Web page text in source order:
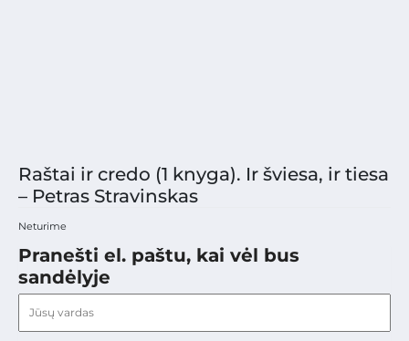
Raštai ir credo (1 knyga). Ir šviesa, ir tiesa
– Petras Stravinskas
Neturime
Pranešti el. paštu, kai vėl bus
sandėlyje